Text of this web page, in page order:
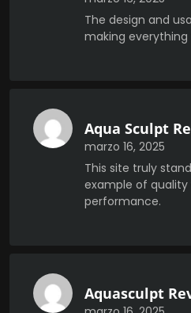
The design and
making
Aqua Sculpt
marzo 16, 2025
This site truly
example of quality
performance.
Aquasculpt